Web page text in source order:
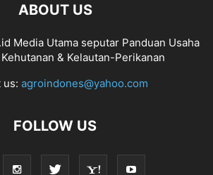
ABOUT US
Media Utama seputar Panduan Usaha
& Kelautan-Perikanan
us: agroindones@yahoo.com
FOLLOW US